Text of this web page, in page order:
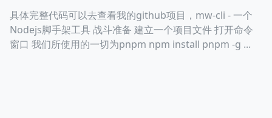
高兴的使用astro构建
© 2026 YOUR NAME HERE. |RSS
具体完整代码可以去查看我的github项目，mw-cli - 一个
Nodejs脚手架工具 战斗准备 建立一个项目文件 打开命令
窗口 我们所使用的一切为pnpm npm install pnpm -g ...